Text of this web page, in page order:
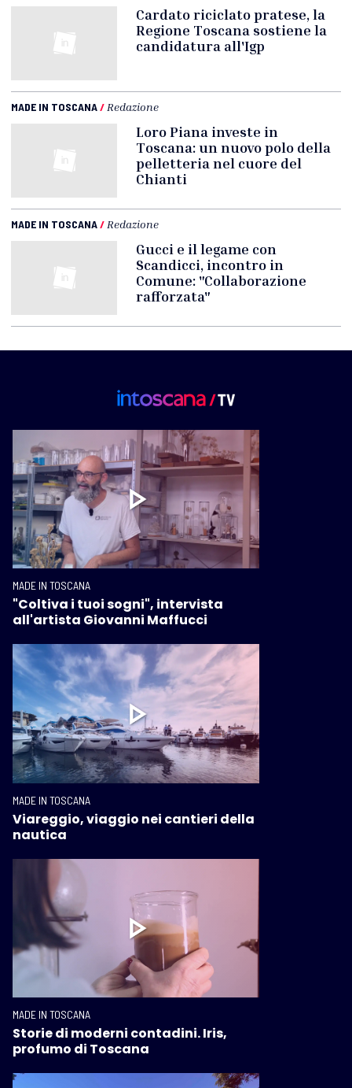
Cardato riciclato pratese, la
Regione Toscana sostiene la
candidatura all'Igp
MADE IN TOSCANA/ Redazione
Loro Piana investe in
Toscana: un nuovo polo della
pelletteria nel cuore del
Chianti
MADE IN TOSCANA/ Redazione
Gucci e il legame con
Scandicci, incontro in
Comune: "Collaborazione
rafforzata"
MADE IN TOSCANA
"Coltiva i tuoi sogni", intervista
all'artista Giovanni Maffucci
MADE IN TOSCANA
Viareggio, viaggio nei cantieri della
nautica
MADE IN TOSCANA
Storie di moderni contadini. Iris,
profumo di Toscana